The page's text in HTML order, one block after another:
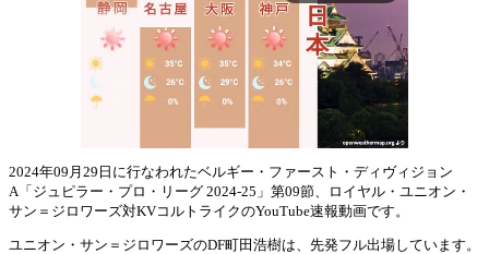
Mute
2024年09月29日に行なわれたベルギー・ファースト・ディヴィジョン
A「ジュピラー・プロ・リーグ 2024-25」第09節、ロイヤル・ユニオン・
サン＝ジロワーズ対KVコルトライクのYouTube速報動画です。
ユニオン・サン＝ジロワーズのDF町田浩樹は、先発フル出場しています。